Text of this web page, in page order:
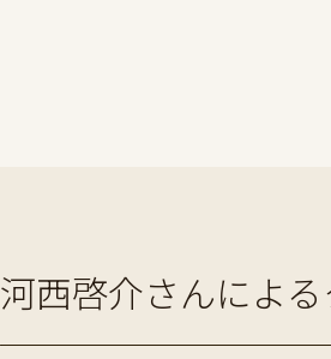
河西啓介さんによ